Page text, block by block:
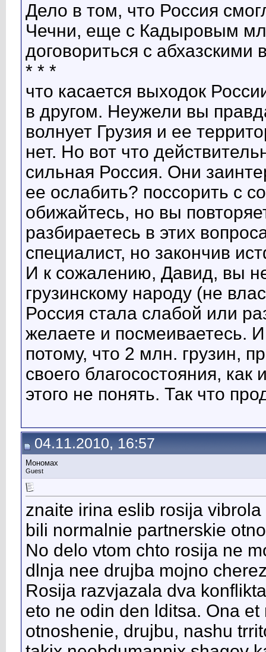
Дело в том, что Россия
Чечни, еще с Кадыровым
договориться с
* * *
что касается выходок
в другом. Неужели вы
волнует Грузия и ее
нет. Но вот что
сильная Россия. Они
ее ослабить? поссорить с
обижайтесь, но вы
разбираетесь в этих
специалист, но закончив
И к сожалению, Давид, вы
грузинскому народу (не
Россия стала слабой или
желаете и посмеиваетесь.
потому, что 2 млн. грузин,
своего благосостояния,
этого не понять. Так что
04.11.2010, 16:57
Мономах
Guest
znaite irina eslib rosija
bili normalnie partnerskie
No delo vtom chto rosija ne
dlnja nee drujba mojno
Rosija razvjazala dva
eto ne odin den lditsa. Ona
otnoshenie, drujbu, nashu